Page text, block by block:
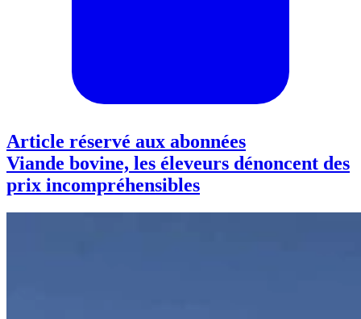
Article réservé aux abonnées
Viande bovine, les éleveurs dénoncent des
prix incompréhensibles